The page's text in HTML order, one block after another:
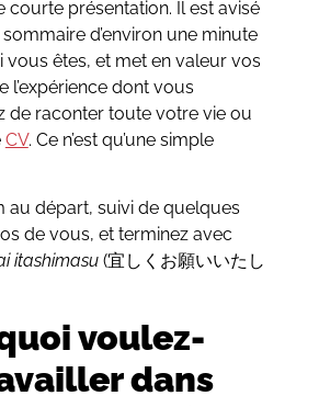
courte présentation. Il est avisé
d’environ une minute
vous êtes, et met en valeur vos
l’expérience dont vous
de raconter toute votre vie ou
CV. Ce n’est qu’une simple
au départ, suivi de quelques
de vous, et terminez avec
itashimasu(宜しくお願いいたし
voulez-
dans